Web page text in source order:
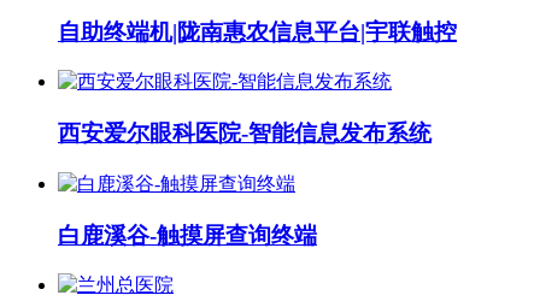
自助终端机|陇南惠农信息平台|宇联触控
西安爱尔眼科医院-智能信息发布系统
白鹿溪谷-触摸屏查询终端